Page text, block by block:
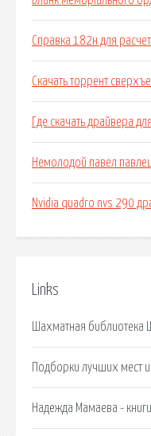
Справка 182н для
Скачать торрент
Где скачать драйвера
Немолодой павел
Nvidia quadro nvs 290
Links
Шахматная библиотека
Подборки лучших мест
Надежда Мамаева -